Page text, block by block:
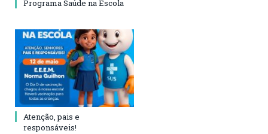
Programa Saúde na Escola
Atenção, pais e
responsáveis!